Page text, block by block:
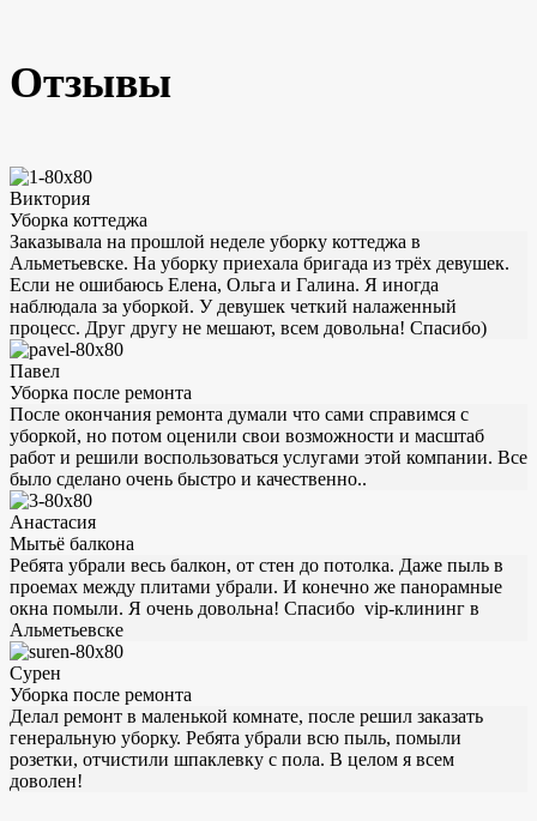
Отзывы
Виктория
Уборка коттеджа
Заказывала на прошлой неделе уборку коттеджа в
Альметьевске. На уборку приехала бригада из трёх девушек.
Если не ошибаюсь Елена, Ольга и Галина. Я иногда
наблюдала за уборкой. У девушек четкий налаженный
процесс. Друг другу не мешают, всем довольна! Спасибо)
Павел
Уборка после ремонта
После окончания ремонта думали что сами справимся с
уборкой, но потом оценили свои возможности и масштаб
работ и решили воспользоваться услугами этой компании. Все
было сделано очень быстро и качественно..
Анастасия
Мытьё балкона
Ребята убрали весь балкон, от стен до потолка. Даже пыль в
проемах между плитами убрали. И конечно же панорамные
окна помыли. Я очень довольна! Спасибо vip-клининг в
Альметьевске
Сурен
Уборка после ремонта
Делал ремонт в маленькой комнате, после решил заказать
генеральную уборку. Ребята убрали всю пыль, помыли
розетки, отчистили шпаклевку с пола. В целом я всем
доволен!